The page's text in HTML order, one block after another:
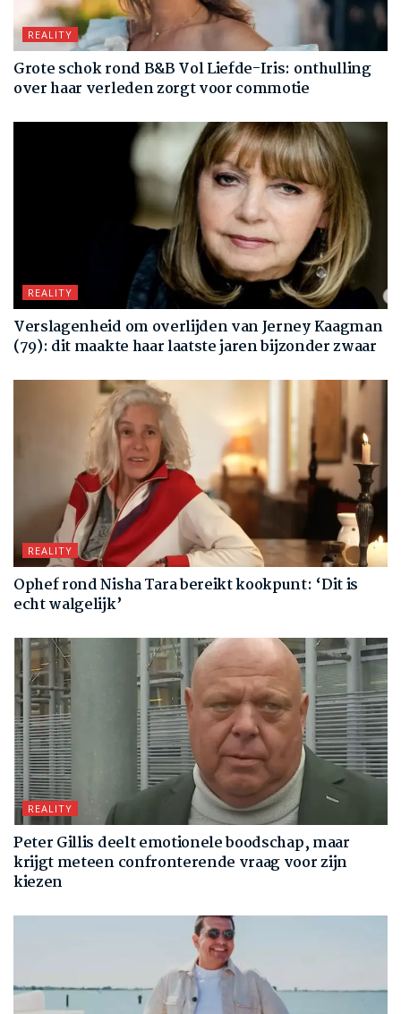
REALITY
Grote schok rond B&B Vol Liefde-Iris: onthulling
over haar verleden zorgt voor commotie
REALITY
Verslagenheid om overlijden van Jerney Kaagman
(79): dit maakte haar laatste jaren bijzonder zwaar
REALITY
Ophef rond Nisha Tara bereikt kookpunt: ‘Dit is
echt walgelijk’
REALITY
Peter Gillis deelt emotionele boodschap, maar
krijgt meteen confronterende vraag voor zijn
kiezen